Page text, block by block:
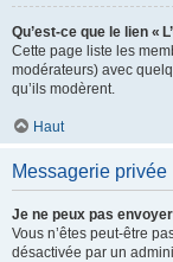
Qu’est-ce que le lien «
Cette page liste les
modérateurs) avec
qu’ils modèrent.
Haut
Messagerie privée
Je ne peux pas
Vous n’êtes peut-être
désactivée par un